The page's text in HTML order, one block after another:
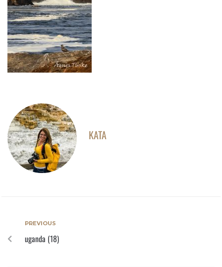
KATA
PREVIOUS
uganda (18)